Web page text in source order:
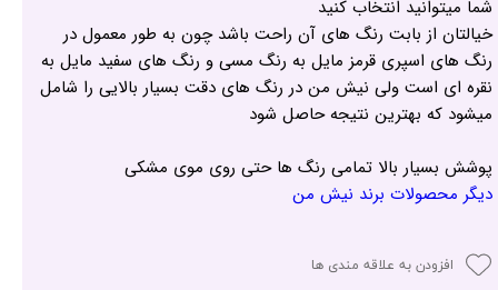
شما میتوانید انتخاب کنید
خیالتان از بابت رنگ های آن راحت باشد چون به طور معمول در
رنگ های اسپری قرمز مایل به رنگ مسی و رنگ های سفید مایل به
نقره ای است ولی نیش من در رنگ های دقت بسیار بالایی را شامل
میشود که بهترین نتیجه حاصل شود
پوشش بسیار بالا تمامی رنگ ها حتی روی موی مشکی
دیگر محصولات برند نیش من
افزودن به علاقه مندی ها